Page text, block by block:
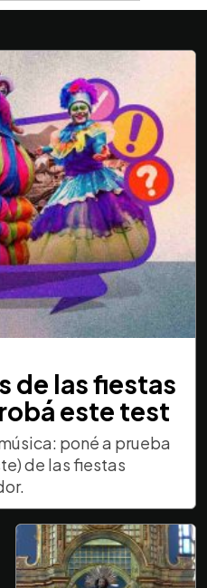
de las fiestas
este test
poné a prueba
de las fiestas